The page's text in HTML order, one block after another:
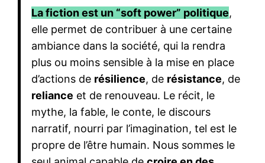
La fiction est un “soft power” politique,
elle permet de contribuer à une certaine
ambiance dans la société, qui la rendra
plus ou moins sensible à la mise en place
d’actions de résilience, de résistance, de
reliance et de renouveau. Le récit, le
mythe, la fable, le conte, le discours
narratif, nourri par l’imagination, tel est le
propre de l’être humain. Nous sommes le